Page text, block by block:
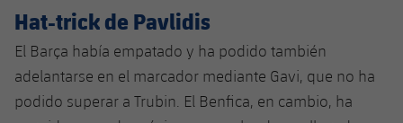
Jugadores
Calendario
Resultados
Noticias
Voleibol masculino
Voleibol femenino
Apúntate a las amateurs
plusicon
más
Apúntate a las amateurs
Carnet de las Secciones Amateurs
PLUSICON
MÁS
League of Legends
Hat-trick de Pavlidis
El Barça había empatado y ha podido también
adelantarse en el marcador mediante Gavi, que no ha
podido superar a Trubin. El Benfica, en cambio, ha